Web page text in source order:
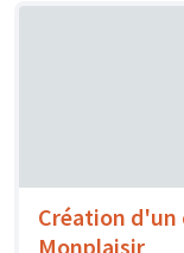
Création d'un
Monplaisir